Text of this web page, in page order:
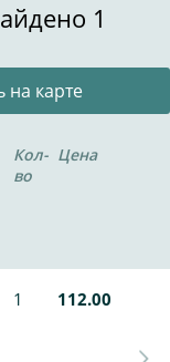
1
на карте
Кол-
во
Цена
1 112.00